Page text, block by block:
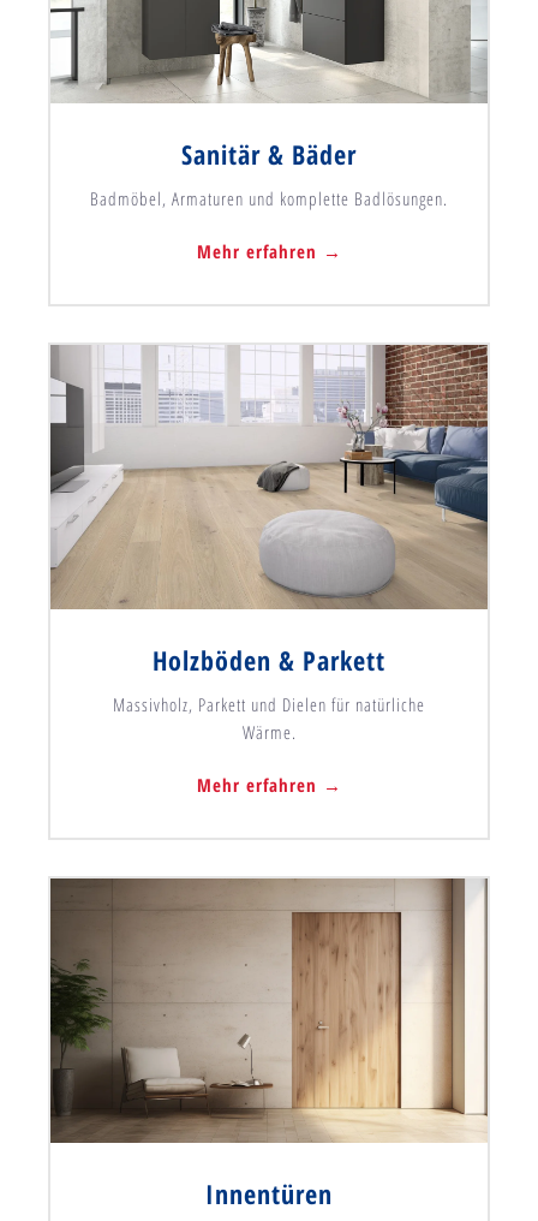
Sanitär & Bäder
Badmöbel, Armaturen und komplette Badlösungen.
Mehr erfahren →
Holzböden & Parkett
Massivholz, Parkett und Dielen für natürliche
Wärme.
Mehr erfahren →
Innentüren